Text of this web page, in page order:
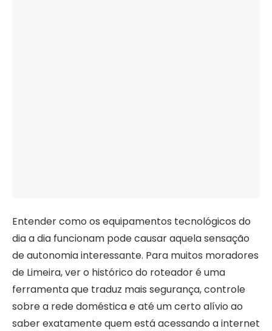
Entender como os equipamentos tecnológicos do
dia a dia funcionam pode causar aquela sensação
de autonomia interessante. Para muitos moradores
de Limeira, ver o histórico do roteador é uma
ferramenta que traduz mais segurança, controle
sobre a rede doméstica e até um certo alívio ao
saber exatamente quem está acessando a internet